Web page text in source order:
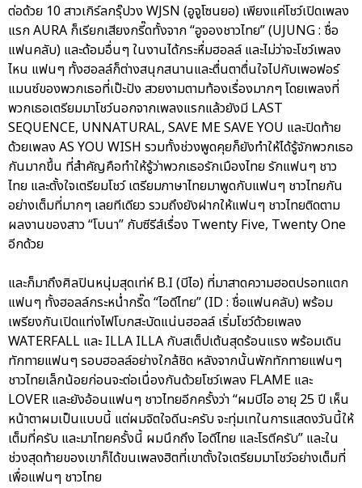
ต่อด้วย 10 สาวเกิร์ลกรุ๊ปวง WJSN (อูจูโซนยอ) เพียงแค่โชว์เปิดเพลง
แรก AURA ก็เรียกเสียงกรี๊ดทั้งจาก “อูจองชาวไทย” (UJUNG : ชื่อ
แฟนคลับ) และด้อมอื่นๆ ในงานได้กระหื่มฮอลล์ และไม่ว่าจะโชว์เพลง
ไหน แฟนๆ ทั้งฮอลล์ก็ต่างสนุกสนานและตื่นตาตื่นใจไปกับเพอฟอร์
แมนซ์ของพวกเธอที่เป๊ะปัง สวยงามตามท้องเรื่องมากๆ โดยเพลงที่
พวกเธอเตรียมมาโชว์นอกจากเพลงแรกแล้วยังมี LAST
SEQUENCE, UNNATURAL, SAVE ME SAVE YOU และปิดท้าย
ด้วยเพลง AS YOU WISH รวมทั้งช่วงพูดคุยก็ยังทำให้ได้รู้จักพวกเธอ
กันมากขึ้น ที่สำคัญคือทำให้รู้ว่าพวกเธอรักเมืองไทย รักแฟนๆ ชาว
ไทย และตั้งใจเตรียมโชว์ เตรียมภาษาไทยมาพูดกับแฟนๆ ชาวไทยกัน
อย่างเต็มที่มากๆ เลยทีเดียว รวมถึงยังฝากให้แฟนๆ ชาวไทยติดตาม
ผลงานของสาว “โบนา” กับซีรีส์เรื่อง Twenty Five, Twenty One
อีกด้วย
และก็มาถึงศิลปินหนุ่มสุดเท่ห์ B.I (บีไอ) ที่มาสาดความฮอตปรอทแตก
แฟนๆ ทั้งฮอลล์กระหน่ำกริ๊ด “ไอดีไทย” (ID : ชื่อแฟนคลับ) พร้อม
เพรียงกันเปิดแท่งไฟโบกสะบัดแน่นฮอลล์ เริ่มโชว์ด้วยเพลง
WATERFALL และ ILLA ILLA กับสเต็ปเต้นสุดร้อนแรง พร้อมเดิน
ทักทายแฟนๆ รอบฮอลล์อย่างใกล้ชิด หลังจากนั้นพักทักทายแฟนๆ
ชาวไทยเล็กน้อยก่อนจะต่อเนื่องกันด้วยโชว์เพลง FLAME และ
LOVER และยังอ้อนแฟนๆ ชาวไทยอีกครั้งว่า “ผมบีไอ อายุ 25 ปี เห็น
หน้าตาผมเป็นแบบนี้ แต่ผมจิตใจดีนะครับ จะทุ่มเทในการแสดงวันนี้ให้
เต็มที่ครับ และมาไทยครั้งนี้ ผมนึกถึง ไอดีไทย และโรตีครับ” และใน
ช่วงสุดท้ายของเขาก็ได้ขนเพลงฮิตที่เขาตั้งใจเตรียมมาโชว์อย่างเต็มที่
เพื่อแฟนๆ ชาวไทย